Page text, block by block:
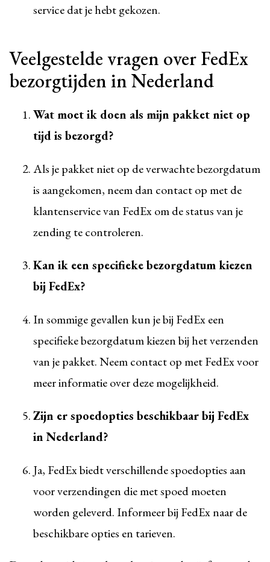
service dat je hebt gekozen.
Veelgestelde vragen over FedEx
bezorgtijden in Nederland
Wat moet ik doen als mijn pakket niet op
tijd is bezorgd?
Als je pakket niet op de verwachte bezorgdatum
is aangekomen, neem dan contact op met de
klantenservice van FedEx om de status van je
zending te controleren.
Kan ik een specifieke bezorgdatum kiezen
bij FedEx?
In sommige gevallen kun je bij FedEx een
specifieke bezorgdatum kiezen bij het verzenden
van je pakket. Neem contact op met FedEx voor
meer informatie over deze mogelijkheid.
Zijn er spoedopties beschikbaar bij FedEx
in Nederland?
Ja, FedEx biedt verschillende spoedopties aan
voor verzendingen die met spoed moeten
worden geleverd. Informeer bij FedEx naar de
beschikbare opties en tarieven.